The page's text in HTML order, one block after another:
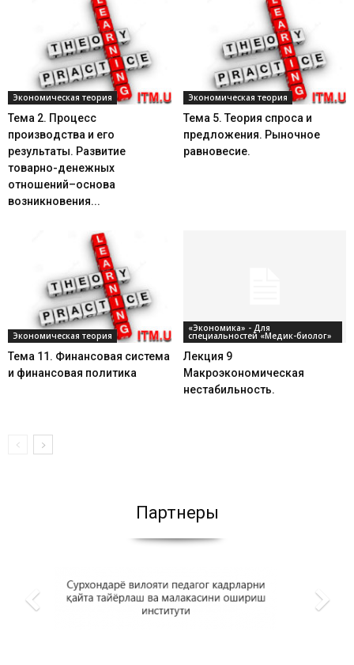
Экономическая теория
Тема 2. Процесс
производства и его
результаты. Развитие
товарно-денежных
отношений–основа
возникновения...
Экономическая теория
Тема 5. Теория спроса и
предложения. Рыночное
равновесие.
Экономическая теория
Тема 11. Финансовая система
и финансовая политика
«Экономика» - Для
специальностей «Медик-биолог»
Лекция 9
Макроэкономическая
нестабильность.
Партнеры